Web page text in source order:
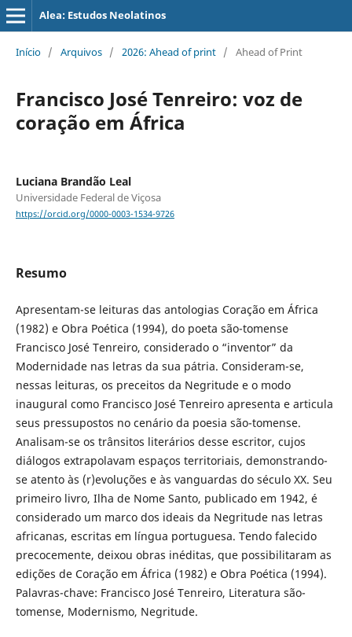
Alea: Estudos Neolatinos
Início / Arquivos / 2026: Ahead of print / Ahead of Print
Francisco José Tenreiro: voz de
coração em África
Luciana Brandão Leal
Universidade Federal de Viçosa
https://orcid.org/0000-0003-1534-9726
Resumo
Apresentam-se leituras das antologias Coração em África
(1982) e Obra Poética (1994), do poeta são-tomense
Francisco José Tenreiro, considerado o “inventor” da
Modernidade nas letras da sua pátria. Consideram-se,
nessas leituras, os preceitos da Negritude e o modo
inaugural como Francisco José Tenreiro apresenta e articula
seus pressupostos no cenário da poesia são-tomense.
Analisam-se os trânsitos literários desse escritor, cujos
diálogos extrapolavam espaços territoriais, demonstrando-
se atento às (r)evoluções e às vanguardas do século XX. Seu
primeiro livro, Ilha de Nome Santo, publicado em 1942, é
considerado um marco dos ideais da Negritude nas letras
africanas, escritas em língua portuguesa. Tendo falecido
precocemente, deixou obras inéditas, que possibilitaram as
edições de Coração em África (1982) e Obra Poética (1994).
Palavras-chave: Francisco José Tenreiro, Literatura são-
tomense, Modernismo, Negritude.